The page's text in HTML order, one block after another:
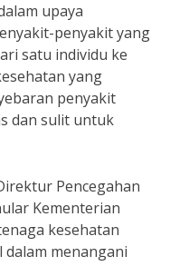
upaya
penyakit yang
satu individu ke
yang
penyakit
dan sulit untuk
Pencegahan
Kementerian
kesehatan
menangani